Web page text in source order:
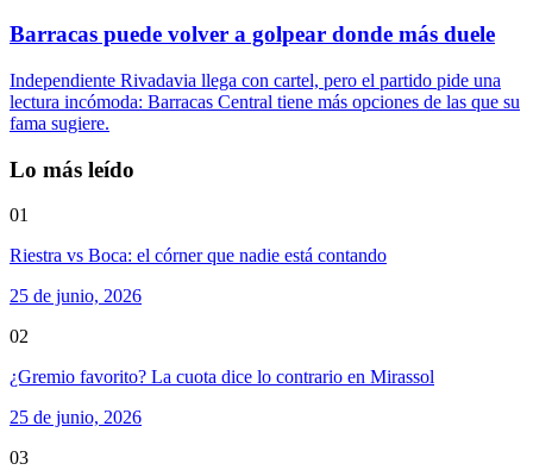
Barracas puede volver a golpear donde más duele
Independiente Rivadavia llega con cartel, pero el partido pide una
lectura incómoda: Barracas Central tiene más opciones de las que su
fama sugiere.
Lo más leído
01
Riestra vs Boca: el córner que nadie está contando
25 de junio, 2026
02
¿Gremio favorito? La cuota dice lo contrario en Mirassol
25 de junio, 2026
03